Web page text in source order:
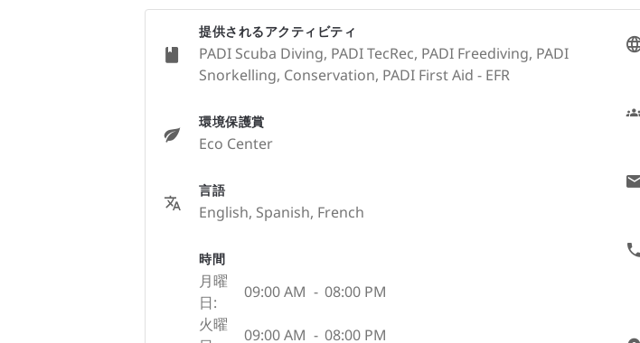
提供されるアクティビティ
PADI Scuba Diving, PADI TecRec, PADI Freediving, PADI
Snorkelling, Conservation, PADI First Aid - EFR
環境保護賞
Eco Center
言語
English, Spanish, French
時間
月曜
日:
09:00 AM - 08:00 PM
火曜
09:00 AM - 08:00 PM